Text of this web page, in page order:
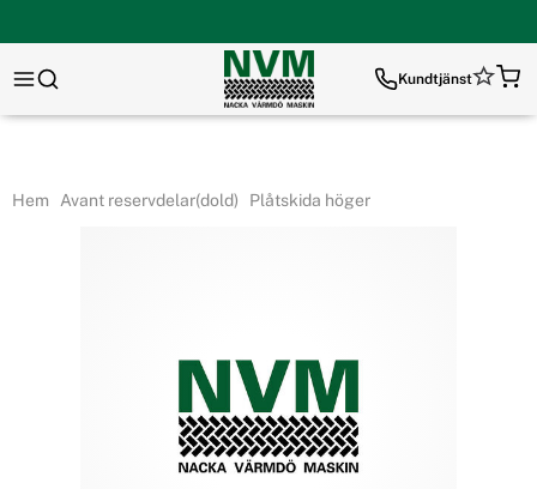
Kundtjänst
Hem Avant reservdelar(dold) Plåtskida höger